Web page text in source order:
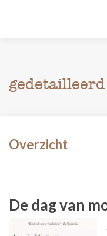
Overzicht
De dag van